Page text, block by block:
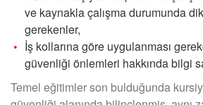
ve kaynakla çalışma durumunda
gerekenler,
İş kollarına göre uygulanması
güvenliği önlemleri hakkında bilgi
Temel eğitimler son bulduğunda